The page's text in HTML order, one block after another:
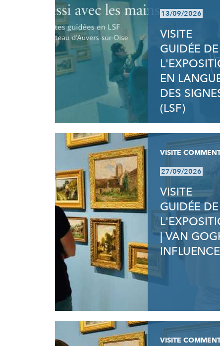
13/09/2026
VISITE
GUIDÉE DE
EN
DES
(LSF)
VISITE
27/09/2026
VISITE
GUIDÉE DE
| VAN
VISITE